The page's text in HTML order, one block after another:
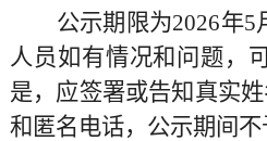
公示期限为2026年5
人员如有情况和问题，
是，应签署或告知真实
和匿名电话，公示期间不